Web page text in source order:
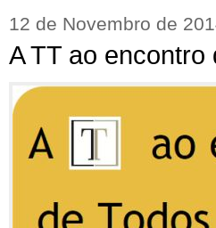
12 de Novembro de
A TT ao encontro